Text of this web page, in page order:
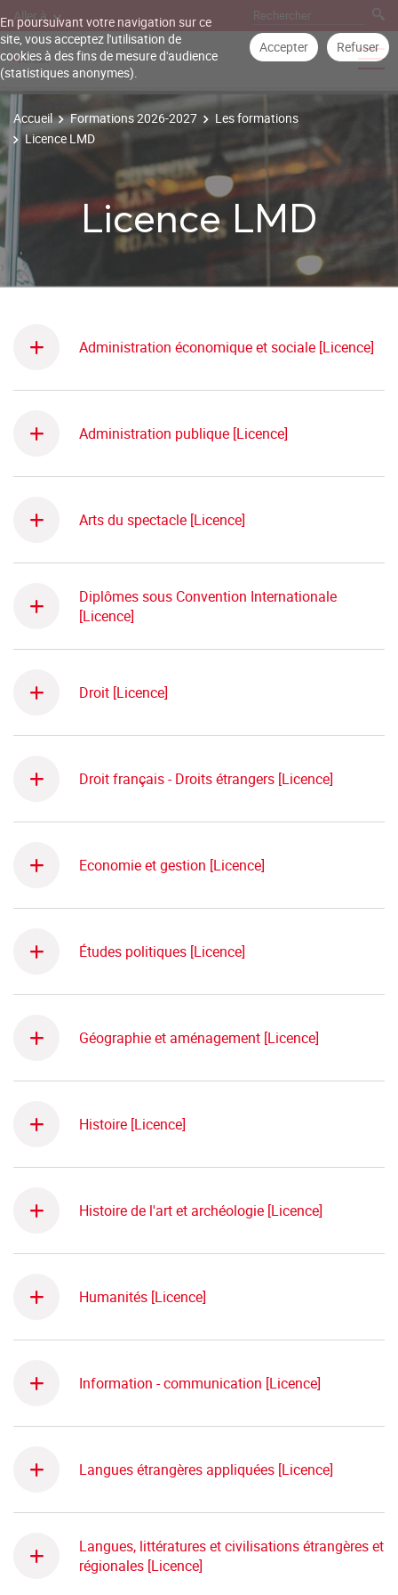
En poursuivant votre navigation sur ce
site, vous acceptez l'utilisation de
cookies à des fins de mesure d'audience
(statistiques anonymes).
Accepter Refuser
Aller à
Accueil Formations 2026-2027
Les formations
Licence LMD
Licence LMD
Administration économique et sociale [Licence]
Administration publique [Licence]
Arts du spectacle [Licence]
Diplômes sous Convention Internationale
[Licence]
Droit [Licence]
Droit français - Droits étrangers [Licence]
Economie et gestion [Licence]
Études politiques [Licence]
Géographie et aménagement [Licence]
Histoire [Licence]
Histoire de l'art et archéologie [Licence]
Humanités [Licence]
Information - communication [Licence]
Langues étrangères appliquées [Licence]
Langues, littératures et civilisations étrangères et
régionales [Licence]